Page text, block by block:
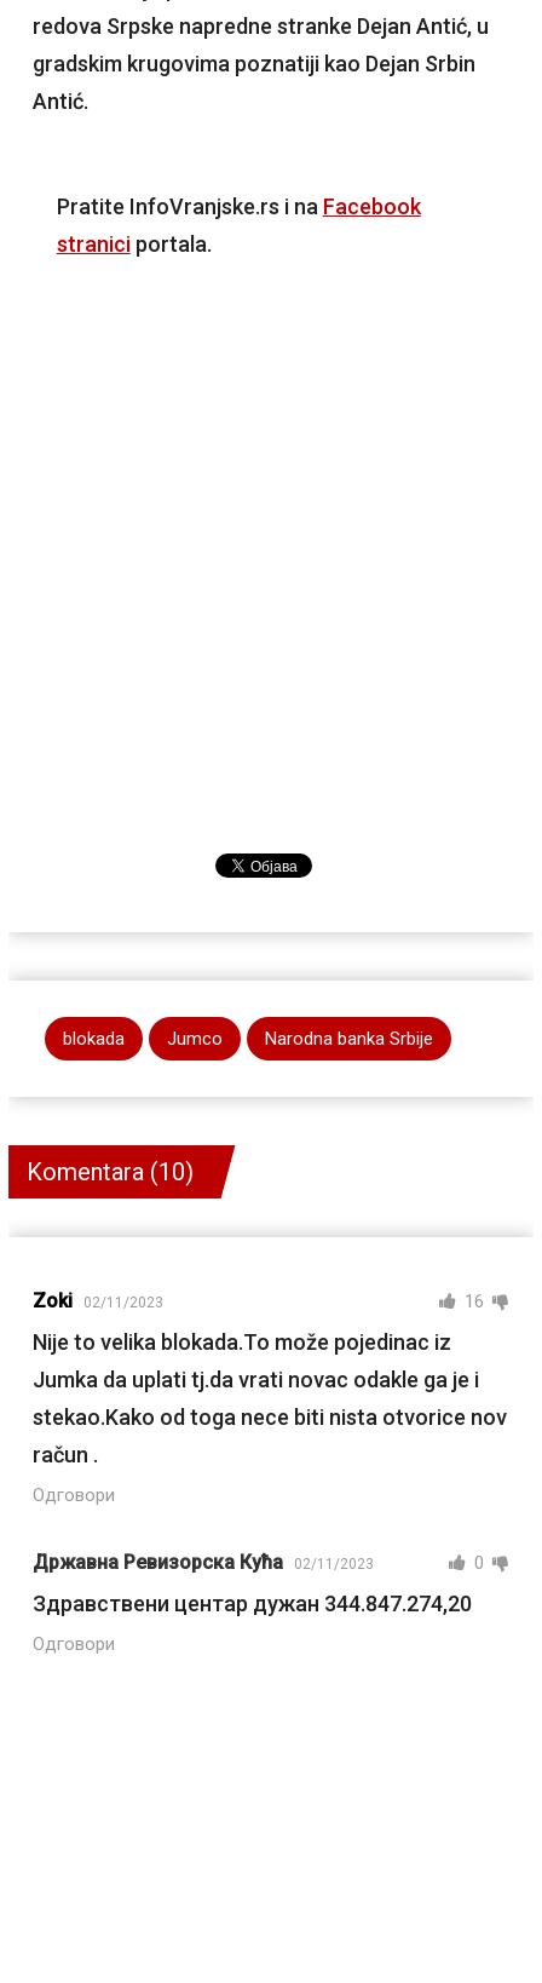
redova Srpske napredne stranke Dejan Antić, u
gradskim krugovima poznatiji kao Dejan Srbin
Antić.
Pratite InfoVranjske.rs i na Facebook
straniciportala.
blokada Jumco Narodna banka Srbije
Komentara (10)
Zoki 02/11/2023 16
Nije to velika blokada.To može pojedinac iz
Jumka da uplati tj.da vrati novac odakle ga je i
stekao.Kako od toga nece biti nista otvorice nov
račun .
Одговори
Државна Ревизорска Кућа 02/11/2023 0
Здравствени центар дужан 344.847.274,20
Одговори